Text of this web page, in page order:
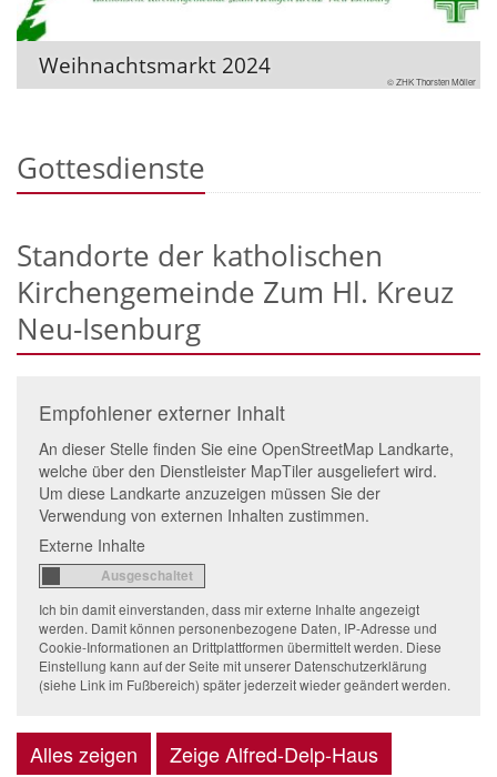
Weihnachtsmarkt 2024
© ZHK Thorsten Möller
Gottesdienste
Standorte der katholischen
Kirchengemeinde Zum Hl. Kreuz
Neu-Isenburg
Empfohlener externer Inhalt
An dieser Stelle finden Sie eine OpenStreetMap Landkarte,
welche über den Dienstleister MapTiler ausgeliefert wird.
Um diese Landkarte anzuzeigen müssen Sie der
Verwendung von externen Inhalten zustimmen.
Externe Inhalte
Ich bin damit einverstanden, dass mir externe Inhalte angezeigt
werden. Damit können personenbezogene Daten, IP-Adresse und
Cookie-Informationen an Drittplattformen übermittelt werden. Diese
Einstellung kann auf der Seite mit unserer Datenschutzerklärung
(siehe Link im Fußbereich) später jederzeit wieder geändert werden.
Alles zeigen Zeige Alfred-Delp-Haus